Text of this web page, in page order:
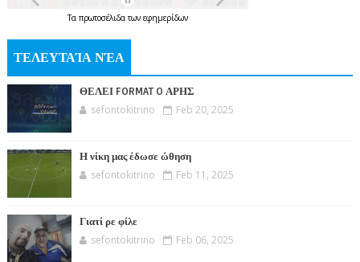
Τα πρωτοσέλιδατων εφημερίδων
ΤΕΛΕΥΤΑΊΑ ΝΈΑ
ΘΕΛΕΙ FORMAT O ΑΡΗΣ
sefontokitrino Feb 20, 2025
Η νίκη μας έδωσε ώθηση
sefontokitrino Feb 11, 2025
Γιατί ρε φίλε
sefontokitrino Feb 06, 2025